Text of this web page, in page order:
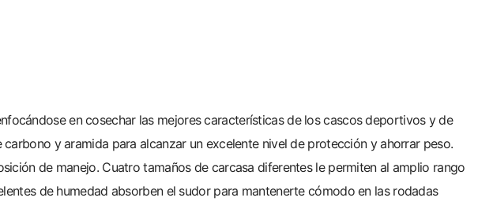
en cosechar las mejores características de los cascos deportivos y de
y aramida para alcanzar un excelente nivel de protección y ahorrar peso.
de manejo. Cuatro tamaños de carcasa diferentes le permiten al amplio rango
de humedad absorben el sudor para mantenerte cómodo en las rodadas